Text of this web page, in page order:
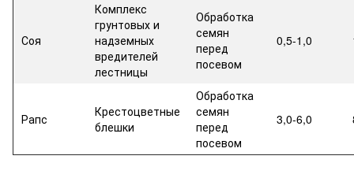
Соя
Комплекс
грунтовых и
надземных
вредителей
лестницы
Обработка
семян
перед
посевом
0,5-1,0
Рапс
Крестоцветные
блешки
Обработка
семян
перед
посевом
3,0-6,0